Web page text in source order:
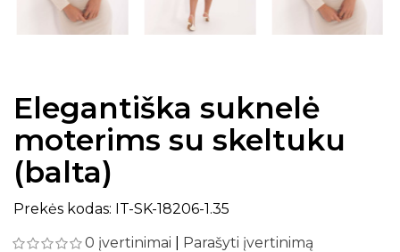
Elegantiška suknelė
moterims su skeltuku
(balta)
Prekės kodas: IT-SK-18206-1.35
0 įvertinimai
Parašyti įvertinimą